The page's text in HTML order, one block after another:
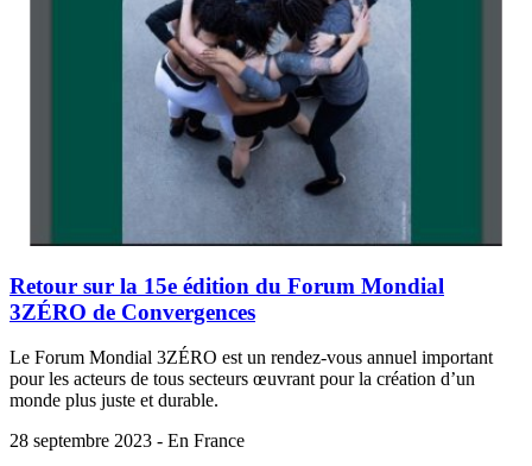
Retour sur la 15e édition du Forum Mondial
3ZÉRO de Convergences
Le Forum Mondial 3ZÉRO est un rendez-vous annuel important
pour les acteurs de tous secteurs œuvrant pour la création d’un
monde plus juste et durable.
28 septembre 2023 - En France